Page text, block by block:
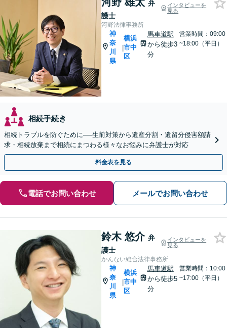
弁
護士
インタビューを
見る
河野法律事務所
神
奈
川
県
|
横浜
市中
区
馬車道駅
から徒歩3
分
営業時間：09:00
~18:00（平日）
相続手続き
相続トラブルを防ぐために──生前対策から遺産分割・遺留分侵害額請
求・相続放棄まで相続にまつわる様々なお悩みに弁護士が対応
料金表を見る
電話でお問い合わせ メールでお問い合わせ
鈴木 悠介 弁
護士
インタビューを
見る
かんない総合法律事務所
神
奈
川
県
|
横浜
市中
区
馬車道駅
から徒歩5
分
営業時間：10:00
~17:00（平日）